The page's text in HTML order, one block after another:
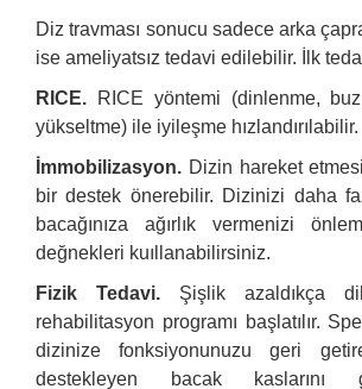
Diz travması sonucu sadece arka
ise ameliyatsız tedavi edilebilir. İlk
RICE. RICE yöntemi (dinlenme,
yükseltme) ile iyileşme hızlandırılabilir.
İmmobilizasyon. Dizin hareket
bir destek önerebilir. Dizinizi daha
bacağınıza ağırlık vermenizi
değnekleri kuıllanabilirsiniz.
Fizik Tedavi. Şişlik azaldıkça
rehabilitasyon programı başlatılır.
dizinize fonksiyonunuzu geri
destekleyen bacak kaslarını